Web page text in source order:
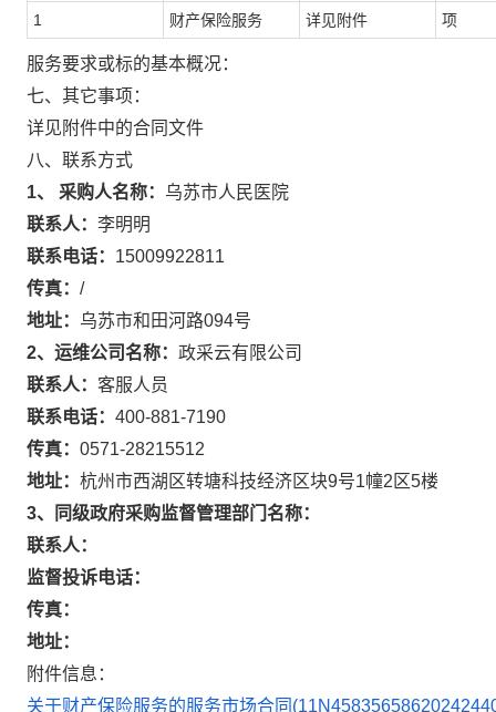
1 财产保险服务 详见附件 项
服务要求或标的基本概况：
七、其它事项：
详见附件中的合同文件
八、联系方式
1、 采购人名称： 乌苏市人民医院
联系人： 李明明
联系电话： 15009922811
传真： /
地址： 乌苏市和田河路094号
2、运维公司名称： 政采云有限公司
联系人： 客服人员
联系电话： 400-881-7190
传真： 0571-28215512
地址： 杭州市西湖区转塘科技经济区块9号1幢2区5楼
3、同级政府采购监督管理部门名称：
联系人：
监督投诉电话：
传真：
地址：
附件信息：
关于财产保险服务的服务市场合同